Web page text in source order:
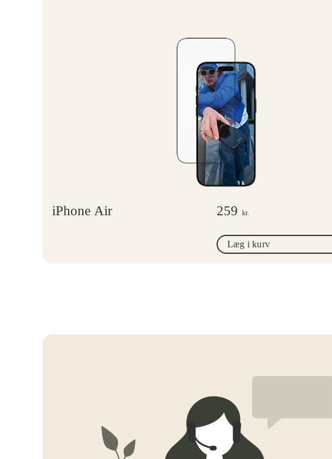
iPhone Air 259 kr.
Læg i kurv